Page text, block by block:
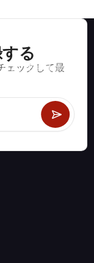
る
ェックして最
ど、数百種類の